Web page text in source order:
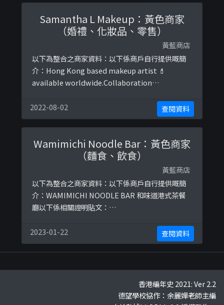
查詢以下係相關證明貼文：
https://www.instagram.com/p/B0sew1OjJU ...
Samantha L Makeup：黃色商家
（婚禮、化妝品、零售）
黃藍商店
以下為整合之商家資料：以下係商戶自行提供嘅簡
介：Hong Kong based makeup artist 💄
available worldwide.Collaboration
以下係相關證明貼文：
https://www.facebook.com/Samanthalmakeu
p/posts/3184812 ...
2022-08-02 查閱資料
Wamimichi Noodle Bar：黃色商家
（麵食、飲食）
黃藍商店
以下為整合之商家資料：以下係商戶自行提供嘅簡
介：WAMIMICHI NOODLE BAR 和味道港式茶餐
廳以下係相關證明貼文：
s/141952261855588/
2023-01-22 查閱資料
香港編年史 2021: Ver 2.2
德望學校協作：余麗嬋老師主編